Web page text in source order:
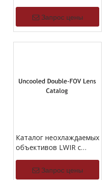
Запрос цены
Каталог неохлаждаемых
объективов LWIR с
Запрос цены